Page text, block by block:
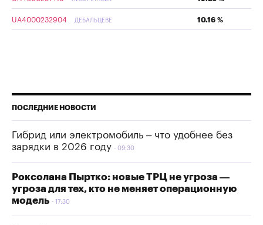
UA4000232904 ДЕБАЛЬЦЕВЕ 10.16 %
ПОСЛЕДНИЕ НОВОСТИ
Гибрид или электромобиль – что удобнее без
зарядки в 2026 году
09:30
Роксолана Пыртко: новые ТРЦ не угроза —
угроза для тех, кто не меняет операционную
модель
17:30